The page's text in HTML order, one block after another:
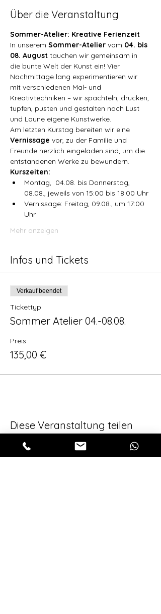
Über die Veranstaltung
Sommer-Atelier: Kreative Ferienzeit
In unserem Sommer-Atelier vom 04. bis
08. August tauchen wir gemeinsam in
die bunte Welt der Kunst ein! Vier
Nachmittage lang experimentieren wir
mit verschiedenen Mal- und
Kreativtechniken – wir spachteln, drucken,
tupfen, pusten und gestalten nach Lust
und Laune eigene Kunstwerke.
Am letzten Kurstag bereiten wir eine
Vernissage vor, zu der Familie und
Freunde herzlich eingeladen sind, um die
entstandenen Werke zu bewundern.
Kurszeiten:
Montag,  04.08. bis Donnerstag,
08.08., jeweils von 15:00 bis 18:00 Uhr
Vernissage: Freitag, 09.08., um 17:00
Uhr
Mehr anzeigen
Infos und Tickets
Verkauf beendet
Tickettyp
Sommer Atelier 04.-08.08.
Preis
135,00 €
Diese Veranstaltung teilen